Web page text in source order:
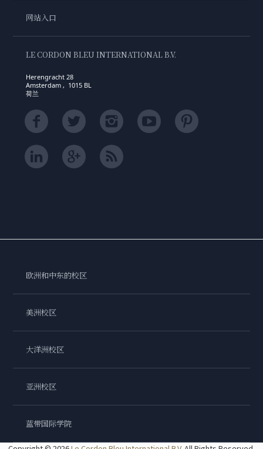
网站入口
LE CORDON BLEU INTERNATIONAL B.V.
Herengracht 28
Amsterdam , 1015 BL
荷兰
欧洲和中东的校区
美洲校区
大洋洲校区
亚洲校区
蓝带国际学院